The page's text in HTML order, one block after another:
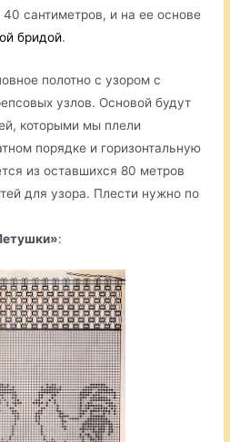
сантиметров, и на ее основе
бридой.
полотно с узором с
узлов. Основой будут
которыми мы плели
порядке и горизонтальную
из оставшихся 80 метров
для узора. Плести нужно по
: